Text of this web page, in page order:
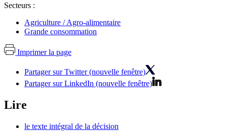
Secteurs :
Agriculture / Agro-alimentaire
Grande consommation
Imprimer la page
Partager sur Twitter (nouvelle fenêtre)
Partager sur LinkedIn (nouvelle fenêtre)
Lire
le texte intégral de la décision